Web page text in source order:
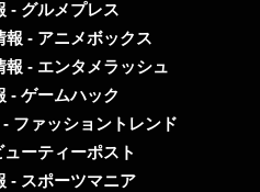
- グルメプレス
報 - アニメボックス
報 - エンタメラッシュ
- ゲームハック
ファッショントレンド
ーティーポスト
- スポーツマニア